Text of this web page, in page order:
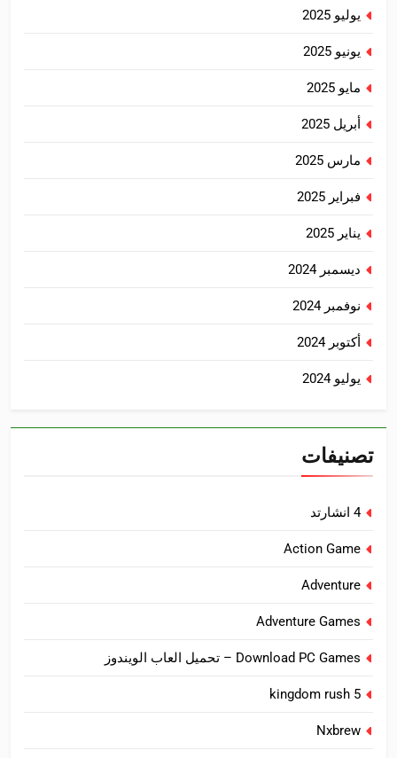
يوليو 2025
يونيو 2025
مايو 2025
أبريل 2025
مارس 2025
فبراير 2025
يناير 2025
ديسمبر 2024
نوفمبر 2024
أكتوبر 2024
يوليو 2024
تصنيفات
4 انشارتد
Action Game
Adventure
Adventure Games
Download PC Games – تحميل العاب الويندوز
kingdom rush 5
Nxbrew